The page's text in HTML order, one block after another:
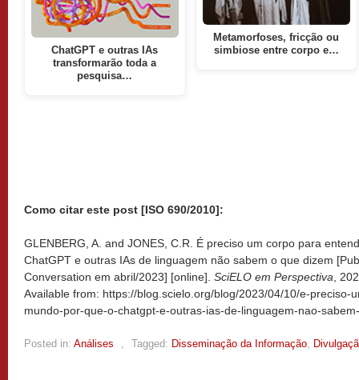
ChatGPT e outras IAs
transformarão toda a
pesquisa…
Metamorfoses, fricção ou
simbiose entre corpo e…
Como citar este post [ISO 690/2010]:
GLENBERG, A. and JONES, C.R. É preciso um corpo para
ChatGPT e outras IAs de linguagem não sabem o que dizem
Conversation em abril/2023] [online]. SciELO em Perspectiva ,
Available from: https://blog.scielo.org/blog/2023/04/10/e-preciso-
mundo-por-que-o-chatgpt-e-outras-ias-de-linguagem-nao-
Posted in: Análises Tagged: Disseminação da Informação